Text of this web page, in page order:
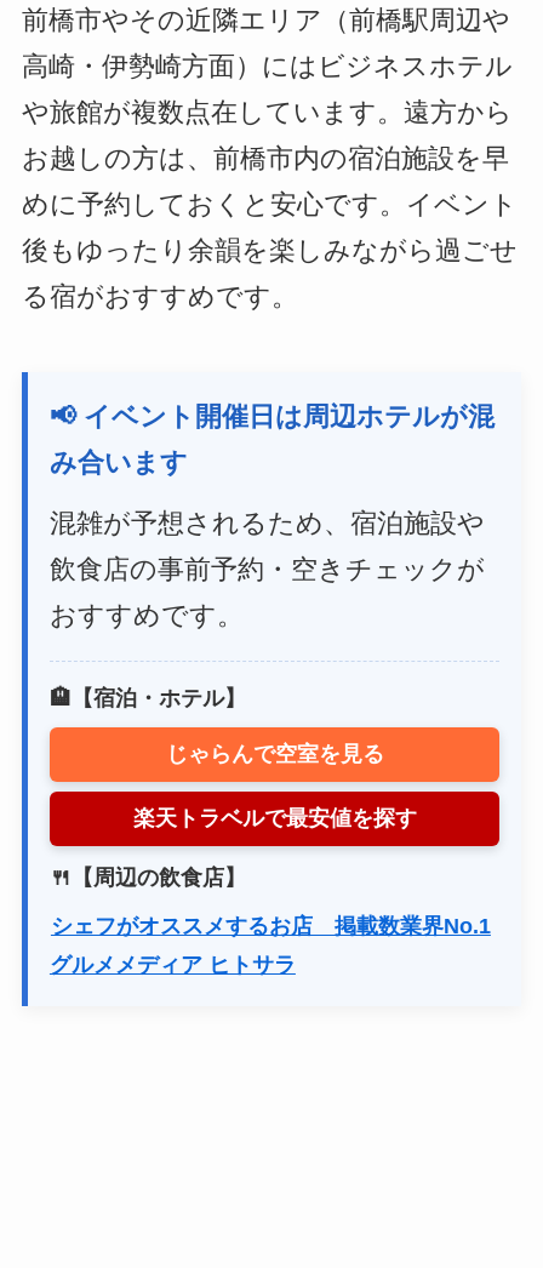
前橋市やその近隣エリア（前橋駅周辺や
高崎・伊勢崎方面）にはビジネスホテル
や旅館が複数点在しています。遠方から
お越しの方は、前橋市内の宿泊施設を早
めに予約しておくと安心です。イベント
後もゆったり余韻を楽しみながら過ごせ
る宿がおすすめです。
📢 イベント開催日は周辺ホテルが混
み合います
混雑が予想されるため、宿泊施設や
飲食店の事前予約・空きチェックが
おすすめです。
🏨【宿泊・ホテル】
じゃらんで空室を見る
楽天トラベルで最安値を探す
🍴【周辺の飲食店】
シェフがオススメするお店 掲載数業界No.1
グルメメディア ヒトサラ